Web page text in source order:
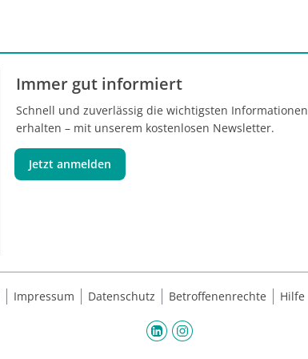
Immer gut informiert
Schnell und zuverlässig die wichtigsten Informationen
erhalten – mit unserem kostenlosen Newsletter.
Jetzt anmelden
Impressum Datenschutz Betroffenenrechte Hilfe